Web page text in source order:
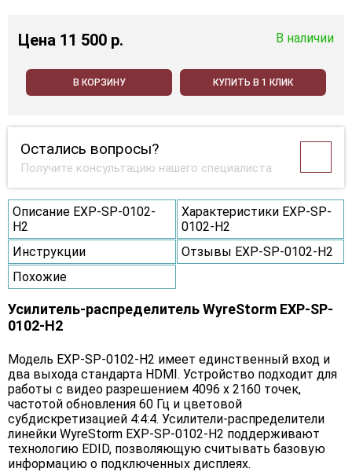
Цена 11 500 p. В наличии
В КОРЗИНУ КУПИТЬ В 1 КЛИК
Остались вопросы?
Получите консультацию нашего специалиста
Описание EXP-SP-0102-
H2
Характеристики EXP-SP-
0102-H2
Инструкции
Отзывы EXP-SP-0102-H2
Похожие
Усилитель-распределитель WyreStorm EXP-SP-
0102-H2
Модель EXP-SP-0102-H2 имеет единственный вход и
два выхода стандарта HDMI. Устройство подходит для
работы с видео разрешением 4096 x 2160 точек,
частотой обновления 60 Гц и цветовой
субдискретизацией 4:4:4. Усилители-распределители
линейки WyreStorm EXP-SP-0102-H2 поддерживают
технологию EDID, позволяющую считывать базовую
информацию о подключенных дисплеях.